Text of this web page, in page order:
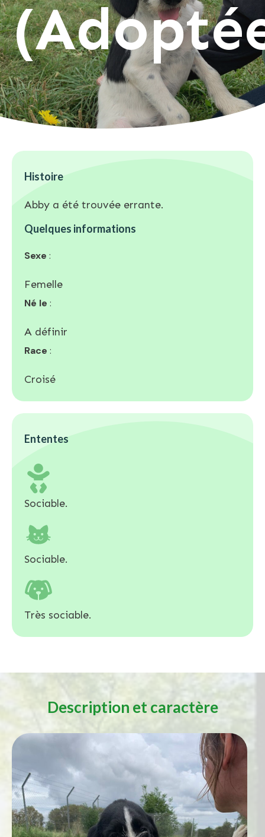
Histoire
Abby a été trouvée errante.
Quelques informations
Sexe :
Femelle
Né le :
A définir
Race :
Croisé
Ententes
Sociable.
Sociable.
Très sociable.
Description et caractère